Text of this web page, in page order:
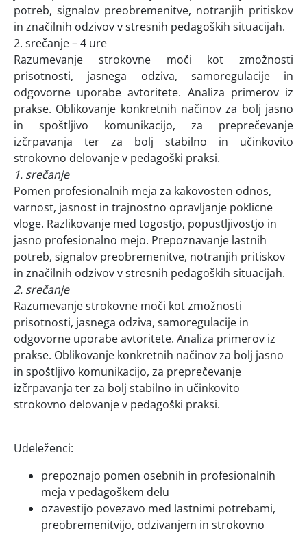
potreb, signalov preobremenitve, notranjih pritiskov
in značilnih odzivov v stresnih pedagoških situacijah.
2. srečanje – 4 ure
Razumevanje strokovne moči kot zmožnosti
prisotnosti, jasnega odziva, samoregulacije in
odgovorne uporabe avtoritete. Analiza primerov iz
prakse. Oblikovanje konkretnih načinov za bolj jasno
in spoštljivo komunikacijo, za preprečevanje
izčrpavanja ter za bolj stabilno in učinkovito
strokovno delovanje v pedagoški praksi.
1. srečanje
Pomen profesionalnih meja za kakovosten odnos,
varnost, jasnost in trajnostno opravljanje poklicne
vloge. Razlikovanje med togostjo, popustljivostjo in
jasno profesionalno mejo. Prepoznavanje lastnih
potreb, signalov preobremenitve, notranjih pritiskov
in značilnih odzivov v stresnih pedagoških situacijah.
2. srečanje
Razumevanje strokovne moči kot zmožnosti
prisotnosti, jasnega odziva, samoregulacije in
odgovorne uporabe avtoritete. Analiza primerov iz
prakse. Oblikovanje konkretnih načinov za bolj jasno
in spoštljivo komunikacijo, za preprečevanje
izčrpavanja ter za bolj stabilno in učinkovito
strokovno delovanje v pedagoški praksi.
Udeleženci:
prepoznajo pomen osebnih in profesionalnih
meja v pedagoškem delu
ozavestijo povezavo med lastnimi potrebami,
preobremenitvijo, odzivanjem in strokovno